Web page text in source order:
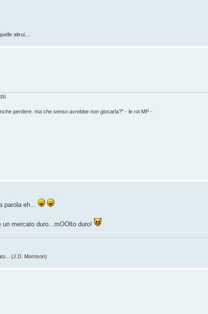
altrui....
perdere. ma che senso avrebbe non giocarla?" - le roi MP -
parola eh...
mercato duro...mOOlto duro!
(J.D. Morrison)